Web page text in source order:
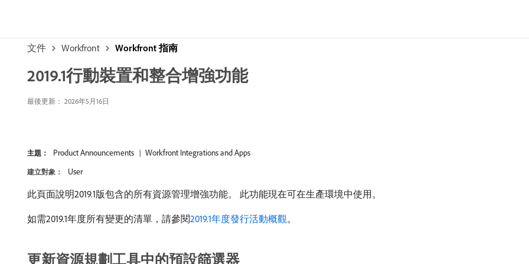
文件 Workfront Workfront 指南
2019.1行動裝置和整合增強功能
最後更新： 2026年5月16日
主題： Product Announcements Workfront Integrations and Apps
建立對象： User
此頁面說明2019.1版包含的所有資源管理增強功能。 此功能現在可在生產環境中使用。
如需2019.1年度所有變更的清單，請參閱2019.1年度發行活動概觀。
更新資源規劃工具中的預設篩選器